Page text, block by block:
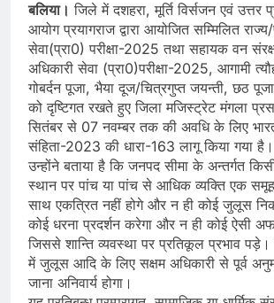
बलिया। जिले में दशहरा, मूर्ति विर्सजन एवं उत्तर
आयोग प्रयागराज द्वारा आयोजित सम्मिलित
सेवा(प्रा0) परीक्षा-2025 तथा सहायक वन
अधिकारी सेवा (प्रा0)परीक्षा-2025, आगामी
गोबर्दन पूजा, भैया दूज/चित्रगुप्त जयन्ती, छठ पूजा
को दृष्टिगत रखते हुए जिला मजिस्ट्रेट मंगला
सितंबर से 07 नवम्बर तक की अवधि के लिए
संहिता-2023 की धारा-163 लागू किया गया है।
उन्होंने बताया है कि जनपद सीमा के अन्तर्गत
स्थान पर पांच या पांच से आधिक व्यक्ति एक
साथ एकत्रित नहीं होगे और न ही कोई जुलूस
कोई धरना प्रदर्शन करेगा और न ही कोई ऐसी
जिससे शान्ति व्यवस्था पर प्रतिकूल प्रभाव पड़े।
में जुलूस आदि के लिए सक्षम अधिकारी से पूर्व
जाना अनिवार्य होगा।